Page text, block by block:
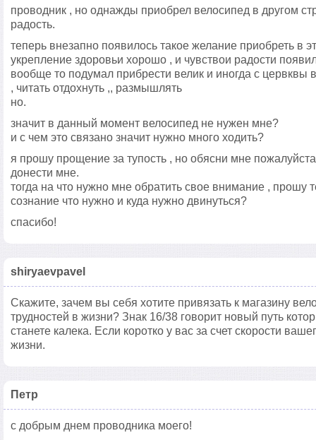
проводник , но однажды приобрел велосипед в другом
радость.
теперь внезапно появилось такое желание приобреть в
укрепление здоровьи хорошо , и чувствои радости
вообще то подумал прибрести велик и иногда с цервквы
, читать отдохнуть ,, размышлять
но.
значит в данный момент велосипед не нужен мне?
и с чем это связано значит нужно много ходить?
я прошу прощение за тупость , но обясни мне
донести мне.
тогда на что нужно мне обратить свое внимание , прошу
сознание что нужно и куда нужно двинуться?
спасибо!
shiryaevpavel
Скажите, зачем вы себя хотите привязать к магазину
трудностей в жизни? Знак 16/38 говорит новый путь
станете калека. Если коротко у вас за счет скорости
жизни.
Петр
с добрым днем проводника моего!